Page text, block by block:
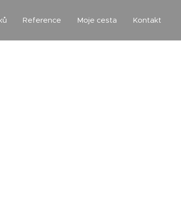
Reference Moje cesta Kontakt